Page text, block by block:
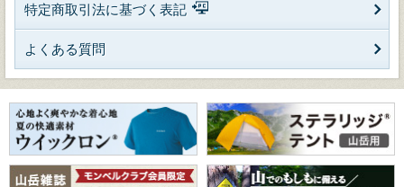
特定商取引法に基づく表記
よくある質問